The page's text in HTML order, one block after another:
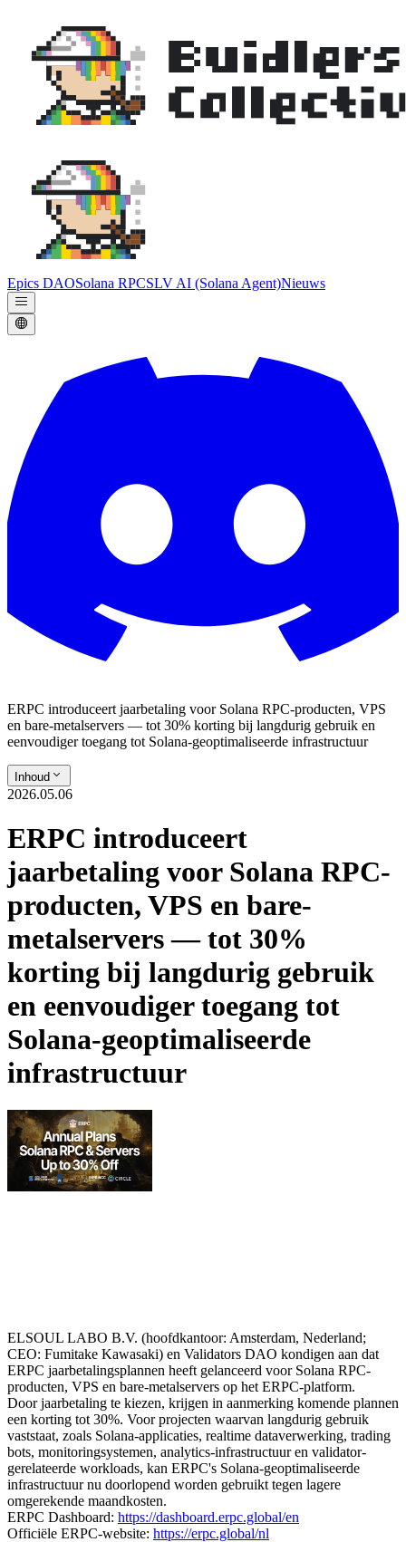
Epics DAOSolana RPCSLV AI (Solana Agent)Nieuws
ERPC introduceert jaarbetaling voor Solana RPC-producten, VPS
en bare-metalservers — tot 30% korting bij langdurig gebruik en
eenvoudiger toegang tot Solana-geoptimaliseerde infrastructuur
Inhoud
2026.05.06
ERPC introduceert
jaarbetaling voor Solana RPC-
producten, VPS en bare-
metalservers — tot 30%
korting bij langdurig gebruik
en eenvoudiger toegang tot
Solana-geoptimaliseerde
infrastructuur
ELSOUL LABO B.V. (hoofdkantoor: Amsterdam, Nederland;
CEO: Fumitake Kawasaki) en Validators DAO kondigen aan dat
ERPC jaarbetalingsplannen heeft gelanceerd voor Solana RPC-
producten, VPS en bare-metalservers op het ERPC-platform.
Door jaarbetaling te kiezen, krijgen in aanmerking komende plannen
een korting tot 30%. Voor projecten waarvan langdurig gebruik
vaststaat, zoals Solana-applicaties, realtime dataverwerking, trading
bots, monitoringsystemen, analytics-infrastructuur en validator-
gerelateerde workloads, kan ERPC's Solana-geoptimaliseerde
infrastructuur nu doorlopend worden gebruikt tegen lagere
omgerekende maandkosten.
ERPC Dashboard: https://dashboard.erpc.global/en
Officiële ERPC-website: https://erpc.global/nl